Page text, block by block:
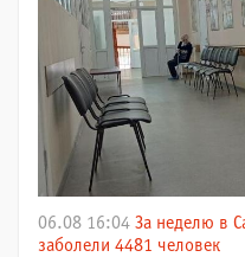
06.08 16:04 За неделю в
заболели 4481 человек